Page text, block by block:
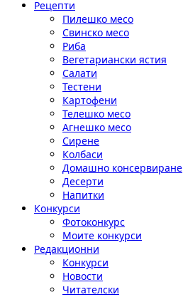
Рецепти
Пилешко месо
Свинско месо
Риба
Вегетариански ястия
Салати
Тестени
Картофени
Телешко месо
Агнешко месо
Сирене
Колбаси
Домашно консервиране
Десерти
Напитки
Конкурси
Фотоконкурс
Моите конкурси
Редакционни
Конкурси
Новости
Читателски